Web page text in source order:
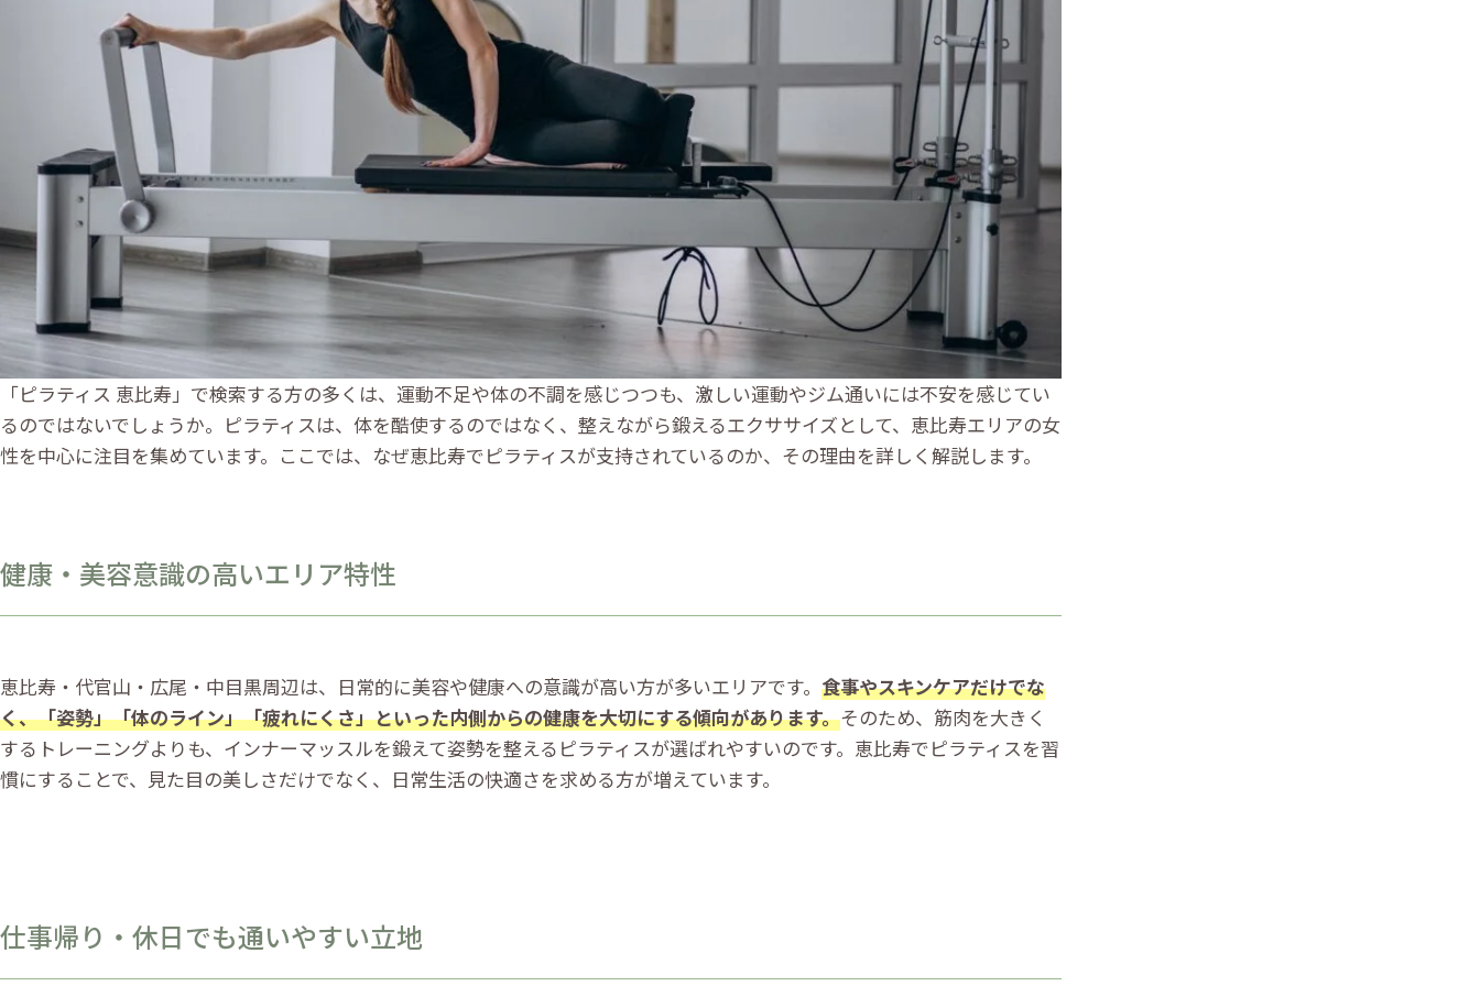
「ピラティス 恵比寿」で検索する方の多くは、運動不足や体の不調を感じつつも、激しい運動やジム通いには不安を感じてい
るのではないでしょうか。ピラティスは、体を酷使するのではなく、整えながら鍛えるエクササイズとして、恵比寿エリアの女
性を中心に注目を集めています。ここでは、なぜ恵比寿でピラティスが支持されているのか、その理由を詳しく解説します。
健康・美容意識の高いエリア特性
恵比寿・代官山・広尾・中目黒周辺は、日常的に美容や健康への意識が高い方が多いエリアです。 食事やスキンケアだけでな
く、「姿勢」「体のライン」「疲れにくさ」といった内側からの健康を大切にする傾向があります。そのため、筋肉を大きく
するトレーニングよりも、インナーマッスルを鍛えて姿勢を整えるピラティスが選ばれやすいのです。恵比寿でピラティスを習
慣にすることで、見た目の美しさだけでなく、日常生活の快適さを求める方が増えています。
仕事帰り・休日でも通いやすい立地